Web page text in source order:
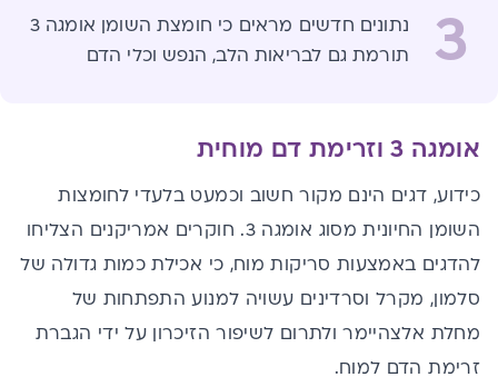
3
נתונים חדשים מראים כי חומצת השומן אומגה 3
תורמת גם לבריאות הלב, הנפש וכלי הדם
אומגה 3 וזרימת דם מוחית
כידוע, דגים הינם מקור חשוב וכמעט בלעדי לחומצות
השומן החיונית מסוג אומגה 3. חוקרים אמריקנים הצליחו
להדגים באמצעות סריקות מוח, כי אכילת כמות גדולה של
סלמון, מקרל וסרדינים עשויה למנוע התפתחות של
מחלת אלצהיימר ולתרום לשיפור הזיכרון על ידי הגברת
זרימת הדם למוח.